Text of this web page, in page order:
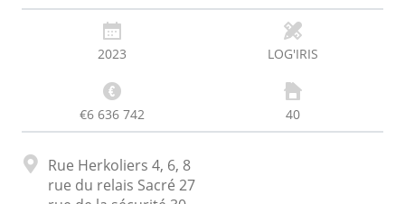
2023 LOG'IRIS
€6 636 742 40
AdresseRue Herkoliers 4, 6, 8
rue du relais Sacré 27